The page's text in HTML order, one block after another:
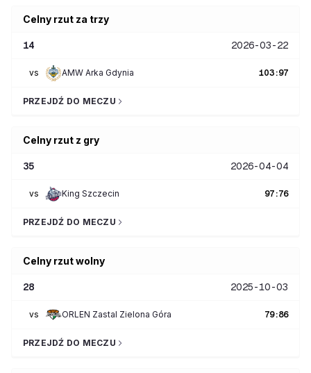
Celny rzut za trzy
14 2026-03-22
vs AMW Arka Gdynia 103:97
PRZEJDŹ DO MECZU
Celny rzut z gry
35 2026-04-04
vs King Szczecin 97:76
PRZEJDŹ DO MECZU
Celny rzut wolny
28 2025-10-03
vs ORLEN Zastal Zielona Góra 79:86
PRZEJDŹ DO MECZU